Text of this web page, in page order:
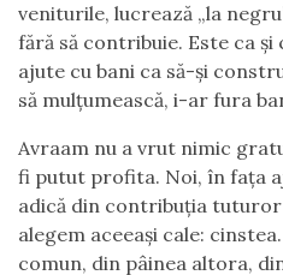
veniturile, lucrează „la
fără să contribuie. Este ca
ajute cu bani ca să-și
să mulțumească, i-ar fura
Avraam nu a vrut nimic
fi putut profita. Noi, în fața
adică din contribuția
alegem aceeași cale:
comun, din pâinea altora,